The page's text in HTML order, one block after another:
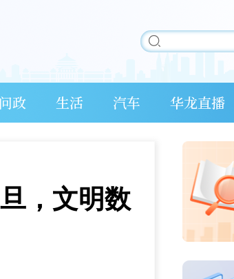
问政 生活 汽车 华龙直播
，文明数